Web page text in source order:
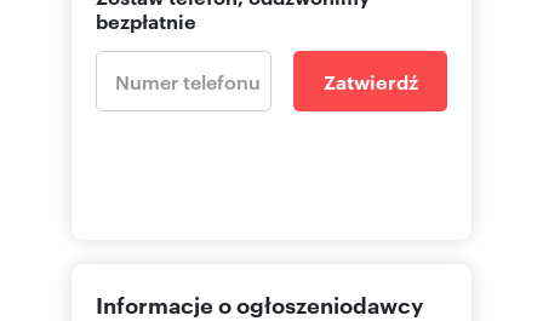
bezpłatnie
Zatwierdź
Informacje o ogłoszeniodawcy